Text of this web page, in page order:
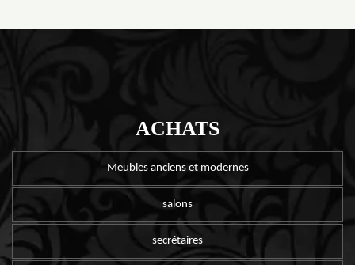
ACHATS
Meubles anciens et modernes
salons
secrétaires